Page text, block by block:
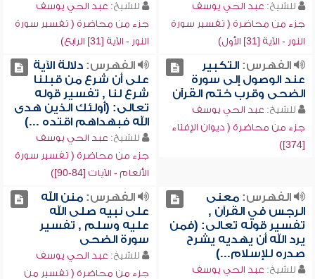
للشيخ: عبد الحي يوسف
جزء من محاضرة ( تفسير سورة
النور - الآية [31] الأول)
للشيخ: عبد الحي يوسف
جزء من محاضرة ( تفسير سورة
النور - الآية [31] الرابع)
الفهرس:التكبير
عند الوصول إلى سورة
الضحى وقرب ختم القرآن
للشيخ: عبد الحي يوسف
جزء من محاضرة ( ديوان الإفتاء
[374])
الفهرس:دلالة الآية
على أن شرع من قبلنا
شرع لنا , تفسير قوله
تعالى: (أولئك الذين هدى
الله فبهداهم اقتده ...)
للشيخ: عبد الحي يوسف
جزء من محاضرة ( تفسير سورة
الأنعام - الآيات [84-90])
الفهرس:معنى
الرجس في القرآن ,
تفسير قوله تعالى: (فمن
يرد الله أن يهديه يشرح
صدره للإسلام...)
للشيخ: عبد الحي يوسف
الفهرس:منن الله
على نبيه صلى الله
عليه وسلم , تفسير
سورة الضحى
للشيخ: عبد الحي يوسف
جزء من محاضرة ( تفسير من